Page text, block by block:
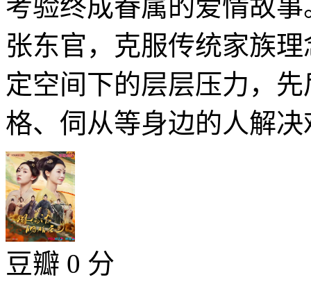
考验终成眷属的爱情故
张东官，克服传统家族
定空间下的层层压力，
格、伺从等身边的人解
豆瓣 0 分